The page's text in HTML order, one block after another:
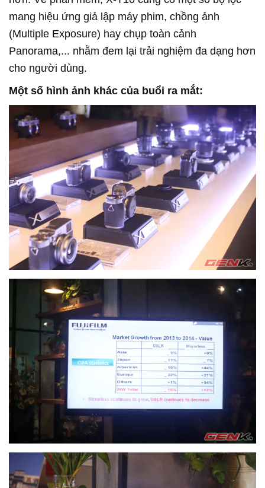
mang hiệu ứng giả lập máy phim, chồng ảnh
(Multiple Exposure) hay chụp toàn cảnh
Panorama,... nhằm đem lại trải nghiệm đa dạng hơn
cho người dùng.
Một số hình ảnh khác của buổi ra mắt: